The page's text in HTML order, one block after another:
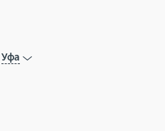
Уфа